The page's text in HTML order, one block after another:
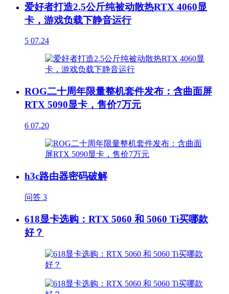
爱好者打造2.5公斤纯被动散热RTX 4060显
卡，游戏负载下静音运行
5 07.24
ROG二十周年限量整机套件发布：含曲面屏
RTX 5090显卡，售价7万元
6 07.20
h3c路由器密码破解
问答 3
618显卡选购：RTX 5060 和 5060 Ti买哪款
好？